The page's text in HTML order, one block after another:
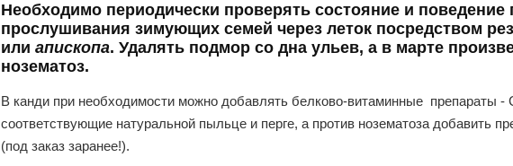
Необходимо периодически проверять состояние и поведение
прослушивания зимующих семей через леток посредством
или апископа. Удалять подмор со дна ульев, а в марте
нозематоз.
В канди при необходимости можно добавлять белково-витаминные препараты -
соответствующие натуральной пыльце и перге, а против нозематоза добавить
(под заказ заранее!).